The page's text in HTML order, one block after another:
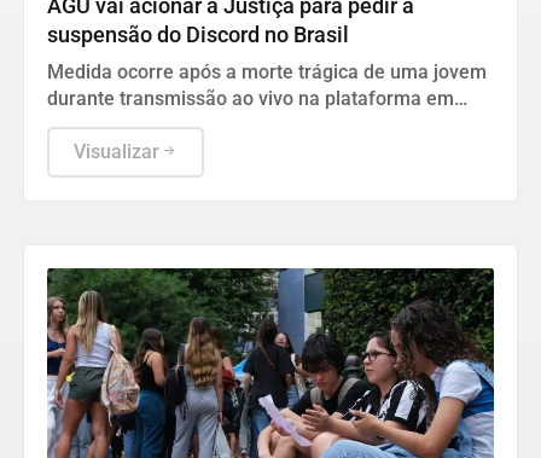
AGU vai acionar a Justiça para pedir a
suspensão do Discord no Brasil
Medida ocorre após a morte trágica de uma jovem
durante transmissão ao vivo na plataforma em
julho.
Visualizar